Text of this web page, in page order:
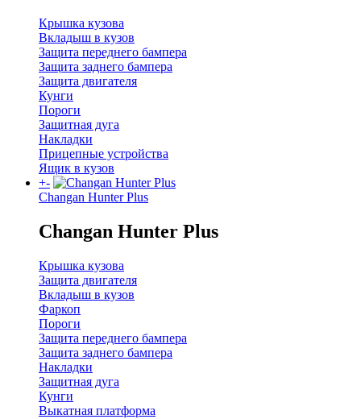
Крышка кузова
Вкладыш в кузов
Защита переднего бампера
Защита заднего бампера
Защита двигателя
Кунги
Пороги
Защитная дуга
Накладки
Прицепные устройства
Ящик в кузов
+-
Changan Hunter Plus
Changan Hunter Plus
Крышка кузова
Защита двигателя
Вкладыш в кузов
Фаркоп
Пороги
Защита переднего бампера
Защита заднего бампера
Накладки
Защитная дуга
Кунги
Выкатная платформа